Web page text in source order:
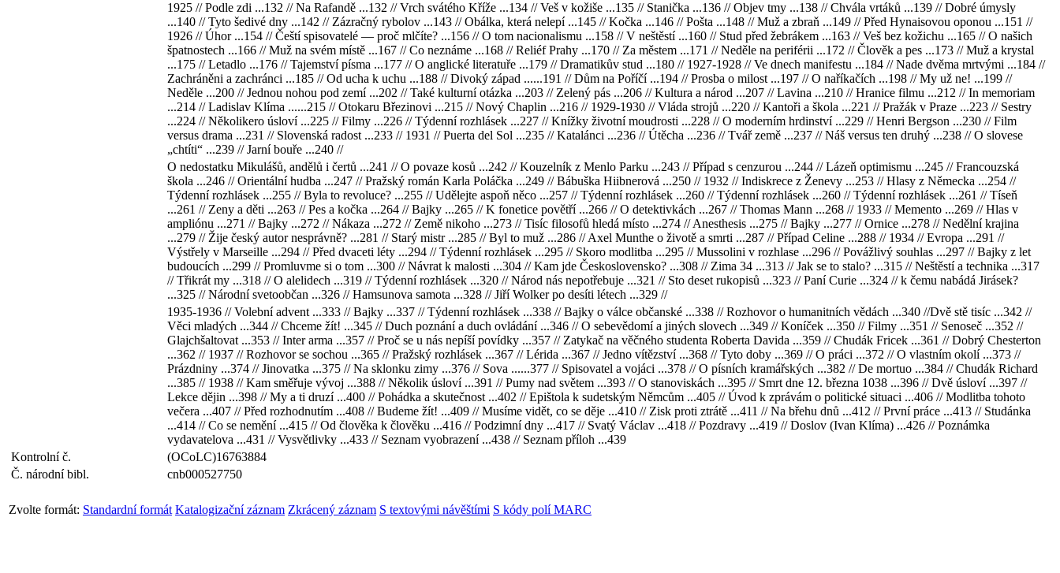
1925 // Podle zdi ...132 // Na Rafandě ...132 // Vrch svátého Kříže ...134 // Veš v kožiše ...135 // Stanička ...136 // Objev tmy ...138 // Chvála vrtáků ...139 // Dobré úmysly
...140 // Tyto šedivé dny ...142 // Zázračný rybolov ...143 // Obálka, která nelepí ...145 // Kočka ...146 // Pošta ...148 // Muž a zbraň ...149 // Před Hynaisovou oponou ...151 //
1926 // Úhor ...154 // Čeští spisovatelé — proč mlčíte? ...156 // O tom nacionalismu ...158 // V neštěstí ...160 // Stud před žebrákem ...163 // Veš bez kožichu ...165 // O našich
špatnostech ...166 // Muž na svém místě ...167 // Co neznáme ...168 // Reliéf Prahy ...170 // Za městem ...171 // Neděle na periférii ...172 // Člověk a pes ...173 // Muž a krystal
...175 // Letadlo ...176 // Tajemství písma ...177 // O anglické literatuře ...179 // Dramatikův stud ...180 // 1927-1928 // Ve dnech manifestu ...184 // Nade dvěma mrtvými ...184 //
Zachráněni a zachránci ...185 // Od ucha k uchu ...188 // Divoký západ ......191 // Dům na Poříčí ...194 // Prosba o milost ...197 // O naříkačích ...198 // My už ne! ...199 //
Neděle ...200 // Jednou nohou pod zemí ...202 // Také kulturní otázka ...203 // Zelený pás ...206 // Kultura a národ ...207 // Lavina ...210 // Hranice filmu ...212 // In memoriam
...214 // Ladislav Klíma ......215 // Otokaru Březinovi ...215 // Nový Chaplin ...216 // 1929-1930 // Vláda strojů ...220 // Kantoři a škola ...221 // Pražák v Praze ...223 // Sestry
...224 // Několikero úsloví ...225 // Filmy ...226 // Týdenní rozhlásek ...227 // Knížky životní moudrosti ...228 // O moderním hrdinství ...229 // Henri Bergson ...230 // Film
versus drama ...231 // Slovenská radost ...233 // 1931 // Puerta del Sol ...235 // Katalánci ...236 // Útěcha ...236 // Tvář země ...237 // Náš versus ten druhý ...238 // O slovese
„chtíti“ ...239 // Jarní bouře ...240 //
O nedostatku Mikulášů, andělů i čertů ...241 // O povaze kosů ...242 // Kouzelník z Menlo Parku ...243 // Případ s cenzurou ...244 // Lázeň optimismu ...245 // Francouzská
škola ...246 // Orientální hudba ...247 // Pražský román Karla Poláčka ...249 // Bábuška Hiibnerová ...250 // 1932 // Indiskrece z Ženevy ...253 // Hlasy z Německa ...254 //
Týdenní rozhlásek ...255 // Byla to revoluce? ...255 // Udělejte aspoň něco ...257 // Týdenní rozhlásek ...260 // Týdenní rozhlásek ...260 // Týdenní rozhlásek ...261 // Tíseň
...261 // Zeny a děti ...263 // Pes a kočka ...264 // Bajky ...265 // K fonetice povětří ...266 // O detektivkách ...267 // Thomas Mann ...268 // 1933 // Memento ...269 // Hlas v
ampliónu ...271 // Bajky ...272 // Nákaza ...272 // Země nikoho ...273 // Tisíc filosofů hledá místo ...274 // Anesthesis ...275 // Bajky ...277 // Ornice ...278 // Nedělní krajina
...279 // Žije český autor nesprávně? ...281 // Starý mistr ...285 // Byl to muž ...286 // Axel Munthe o životě a smrti ...287 // Případ Celine ...288 // 1934 // Evropa ...291 //
Výstřely v Marseille ...294 // Před dvaceti léty ...294 // Týdenní rozhlásek ...295 // Skoro modlitba ...295 // Mussolini v rozhlase ...296 // Povážlivý souhlas ...297 // Bajky z let
budoucích ...299 // Promluvme si o tom ...300 // Návrat k malosti ...304 // Kam jde Československo? ...308 // Zima 34 ...313 // Jak se to stalo? ...315 // Neštěstí a technika ...317
// Třikrát my ...318 // O alelidech ...319 // Týdenní rozhlásek ...320 // Národ nás nepotřebuje ...321 // Sto deset rukopisů ...323 // Paní Curie ...324 // k čemu nabádá Jirásek?
...325 // Národní svetoobčan ...326 // Hamsunova samota ...328 // Jiří Wolker po desíti létech ...329 //
19З5-1936 // Volební advent ...333 // Bajky ...337 // Týdenní rozhlásek ...338 // Bajky o válce občanské ...338 // Rozhovor o humanitních vědách ...340 //Dvě stě tisíc ...342 //
Věci mladých ...344 // Chceme žít! ...345 // Duch poznání a duch ovládání ...346 // O sebevědomí a jiných slovech ...349 // Koníček ...350 // Filmy ...351 // Senoseč ...352 //
Glajchšaltovat ...353 // Inter arma ...357 // Proč se u nás nepíší povídky ...357 // Zatykač na věčného studenta Roberta Davida ...359 // Chudák Fricek ...361 // Dobrý Chesterton
...362 // 19З7 // Rozhovor se sochou ...365 // Pražský rozhlásek ...367 // Lérida ...367 // Jedno vítězství ...368 // Tyto doby ...369 // O práci ...372 // O vlastním okolí ...373 //
Prázdniny ...374 // Jinovatka ...375 // Na sklonku zimy ...376 // Sova ......377 // Spisovatel a vojáci ...378 // O písních kramářských ...382 // De mortuo ...384 // Chudák Richard
...385 // 1938 // Kam směřuje vývoj ...388 // Několik úsloví ...391 // Pumy nad světem ...393 // O stanoviskách ...395 // Smrt dne 12. března 1038 ...396 // Dvě úsloví ...397 //
Lekce dějin ...398 // My a ti druzí ...400 // Pohádka a skutečnost ...402 // Epištola k sudetským Němcům ...405 // Úvod k zprávám o politické situaci ...406 // Modlitba tohoto
večera ...407 // Před rozhodnutím ...408 // Budeme žít! ...409 // Musíme vidět, co se děje ...410 // Zisk proti ztrátě ...411 // Na břehu dnů ...412 // První práce ...413 // Studánka
...414 // Co se nemění ...415 // Od člověka k člověku ...416 // Podzimní dny ...417 // Svatý Václav ...418 // Pozdravy ...419 // Doslov (Ivan Klíma) ...426 // Poznámka
vydavatelova ...431 // Vysvětlivky ...433 // Seznam vyobrazení ...438 // Seznam příloh ...439
Kontrolní č.
(OCoLC)16763884
Č. národní bibl.
cnb000527750
Zvolte formát: Standardní formát Katalogizační záznam Zkrácený záznam S textovými návěštími S kódy polí MARC